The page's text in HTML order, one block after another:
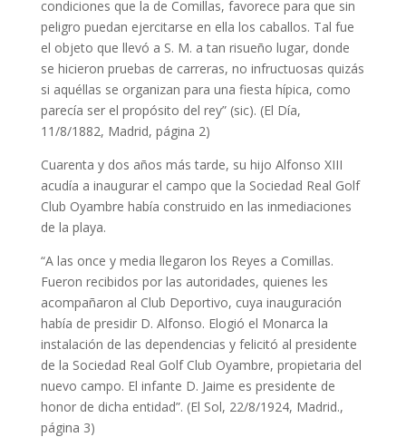
condiciones que la de Comillas, favorece para que sin
peligro puedan ejercitarse en ella los caballos. Tal fue
el objeto que llevó a S. M. a tan risueño lugar, donde
se hicieron pruebas de carreras, no infructuosas quizás
si aquéllas se organizan para una fiesta hípica, como
parecía ser el propósito del rey” (sic). (El Día,
11/8/1882, Madrid, página 2)
Cuarenta y dos años más tarde, su hijo Alfonso XIII
acudía a inaugurar el campo que la Sociedad Real Golf
Club Oyambre había construido en las inmediaciones
de la playa.
“A las once y media llegaron los Reyes a Comillas.
Fueron recibidos por las autoridades, quienes les
acompañaron al Club Deportivo, cuya inauguración
había de presidir D. Alfonso. Elogió el Monarca la
instalación de las dependencias y felicitó al presidente
de la Sociedad Real Golf Club Oyambre, propietaria del
nuevo campo. El infante D. Jaime es presidente de
honor de dicha entidad”. (El Sol, 22/8/1924, Madrid.,
página 3)